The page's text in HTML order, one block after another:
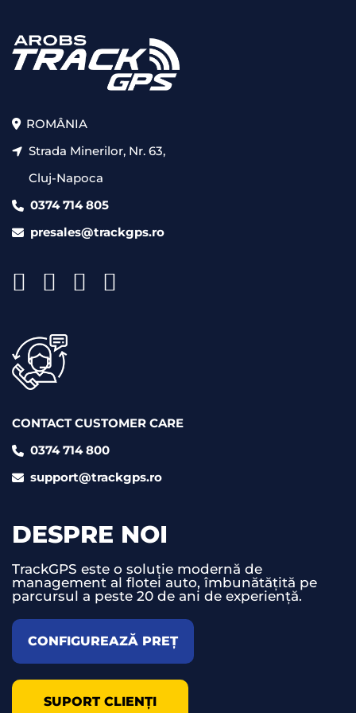
ROMÂNIA
Strada Minerilor, Nr. 63,
Cluj-Napoca
0374 714 805
presales@trackgps.ro
CONTACT CUSTOMER CARE
0374 714 800
support@trackgps.ro
DESPRE NOI
TrackGPS este o soluție modernă de
management al flotei auto, îmbunătățită pe
parcursul a peste 20 de ani de experiență.
CONFIGUREAZĂ PREȚ
SUPORT CLIENȚI